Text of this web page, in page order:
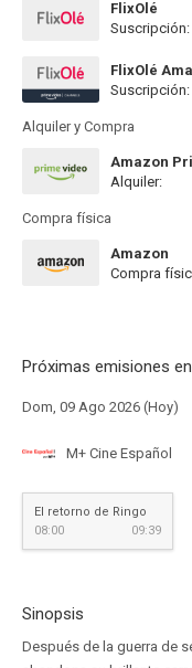
FlixOlé
Disponible
Suscripción:
FlixOlé
Suscripción:
Alquiler y Compra
Amazon
Alquiler:
Compra física
Amazon
Compra
Próximas emisiones
Dom, 09 Ago 2026 (Hoy)
M+ Cine Español
El retorno de Ringo
08:00
09:39
Sinopsis
Después de la guerra de